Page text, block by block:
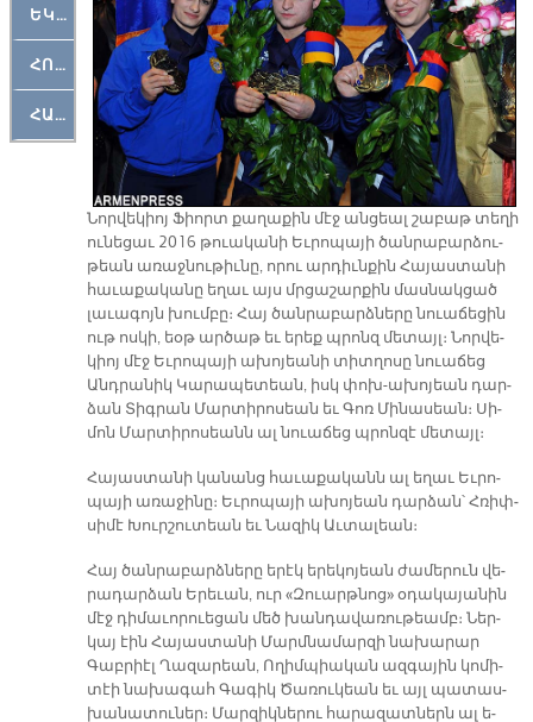
ԵԿԵՂԵՑԱԿԱՆ
ՀՈԳԵՄՏԱՒՈՐ
ՀԱՐԹԱԿ
Նոր­վե­կիոյ Ֆիորտ քա­ղա­քին մէջ ան­ցեալ շա­բաթ տե­ղի
ու­նե­ցաւ 2016 թուա­կա­նի Եւ­րո­պա­յի ծան­րա­բար­ձու­
թեան ա­ռաջ­նու­թիւ­նը, ո­րու ար­դիւն­քին Հա­յաս­տա­նի
հա­ւա­քա­կա­նը ե­ղաւ այս մրցա­շար­քին մաս­նակ­ցած
լա­ւա­գոյն խում­բը։ Հայ ծան­րա­բարձ­նե­րը նուա­ճե­ցին
ութ ոս­կի, եօթ ար­ծաթ եւ ե­րեք պրոնզ մե­տայլ։ Նոր­վե­
կիոյ մէջ Եւ­րո­պա­յի ա­խո­յեա­նի տիտ­ղո­սը նուա­ճեց
Անդ­րա­նիկ Կա­րա­պե­տեան, իսկ փոխ-ա­խո­յեան դար­
ձան Տիգ­րան Մար­տի­րո­սեան եւ Գոռ Մի­նա­սեան։ Սի­
մոն Մար­տի­րո­սեանն ալ նուա­ճեց պրոն­զէ մե­տայլ։
Հա­յաս­տա­նի կա­նանց հա­ւա­քա­կանն ալ ե­ղաւ Եւ­րո­
պա­յի ա­ռա­ջի­նը։ Եւ­րո­պա­յի ա­խո­յեան դար­ձան՝ Հռիփ­
սի­մէ Խուր­շու­տեան եւ Նա­զիկ Աւ­տա­լեան։
Հայ ծան­րա­բարձ­նե­րը ե­րէկ ե­րե­կո­յեան ժա­մե­րուն վե­
րա­դար­ձան Ե­րե­ւան, ուր «Զուարթ­նոց» օ­դա­կա­յա­նին
մէջ դի­մա­ւո­րուե­ցան մեծ խան­դա­վա­ռու­թեամբ։ Ներ­
կայ էին Հա­յաս­տա­նի Մարմ­նա­մար­զի նա­խա­րար
Գաբ­րիէլ Ղա­զա­րեան, Ո­ղիմ­պիա­կան ազ­գա­յին կո­մի­
տէի նա­խա­գահ Գա­գիկ Ծա­ռու­կեան եւ այլ պա­տաս­
խա­նա­տու­ներ։ Մար­զիկ­նե­րու հա­րա­զատ­ներն ալ ե­